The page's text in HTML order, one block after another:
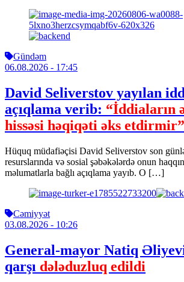
Gündəm
06.08.2026 - 17:45
David Seliverstov yayılan
açıqlama verib: “İddiaların
hissəsi həqiqəti əks etdirmir”
Hüquq müdafiəçisi David Seliverstov son
resurslarında və sosial şəbəkələrdə onun
məlumatlarla bağlı açıqlama yayıb. O […]
Cəmiyyət
03.08.2026 - 10:26
General-mayor Natiq
qarşı dələduzluq edildi